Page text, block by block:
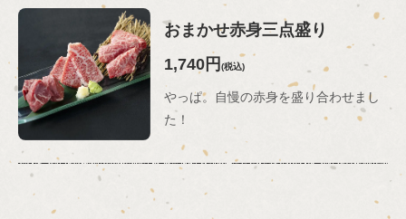
おまかせ赤身三点盛り
1,740円(税込)
やっぱ。自慢の赤身を盛り合わせまし
た！